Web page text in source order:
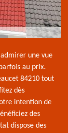
une vue
au prix.
84210 tout
dès
intention de
des
dispose des